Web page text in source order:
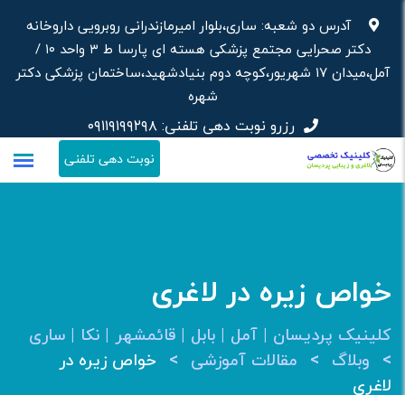
محتوا
آدرس دو شعبه: ساری،بلوار امیرمازندرانی روبرویی داروخانه‌
دکتر صحرایی مجتمع پزشکی هسته ای پارسا ط ۳ واحد ۱۰ /
آمل،میدان ۱۷ شهریور،کوچه دوم بنیادشهید،ساختمان پزشکی دکتر
شهره
رزرو نوبت دهی تلفنی:۰۹۱۱۹۱۹۹۲۹۸
نوبت دهی تلفنی
خواص زیره در لاغری
کلینیک پردیسان | آمل | بابل | قائمشهر | نکا | ساری
> وبلاگ > مقالات آموزشی > خواص زیره در
لاغری